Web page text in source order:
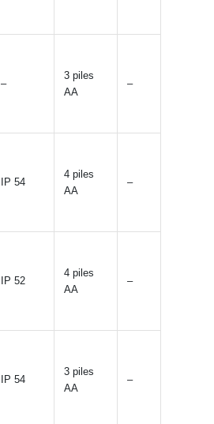
–
3 piles
AA
–
IP 54
4 piles
AA
–
IP 52
4 piles
AA
–
IP 54
3 piles
AA
–